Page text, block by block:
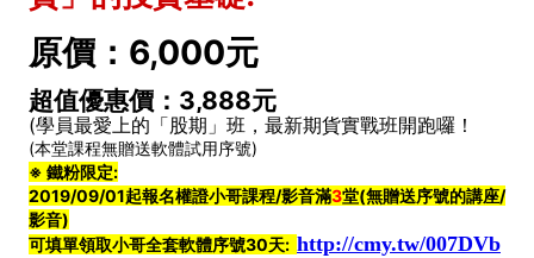
原價：6,000元
超值優惠價：3,888元
(學員最愛上的「股期」班，最新期貨實戰班開跑囉！
(本堂課程無贈送軟體試用序號)
※ 鐵粉限定:
2019/09/01起報名權證小哥課程/影音滿3堂(無贈送序號的講座/
影音)
可填單領取小哥全套軟體序號30天: http://cmy.tw/007DVb